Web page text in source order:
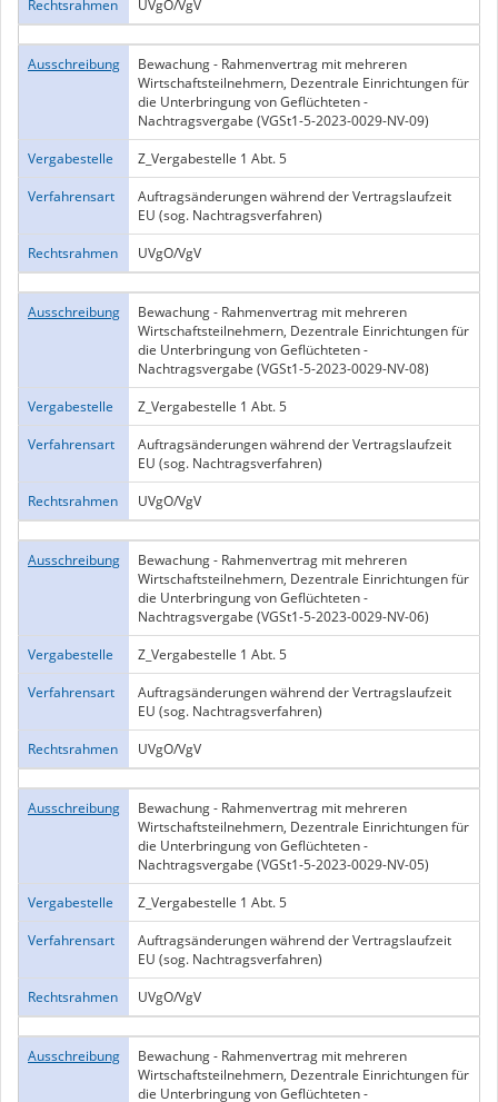
Rechtsrahmen UVgO/VgV
Ausschreibung
Bewachung - Rahmenvertrag mit mehreren
Wirtschaftsteilnehmern, Dezentrale Einrichtungen für
die Unterbringung von Geflüchteten -
Nachtragsvergabe (VGSt1-5-2023-0029-NV-09)
Vergabestelle
Z_Vergabestelle 1 Abt. 5
Verfahrensart
Auftragsänderungen während der Vertragslaufzeit
EU (sog. Nachtragsverfahren)
Rechtsrahmen
UVgO/VgV
Ausschreibung
Bewachung - Rahmenvertrag mit mehreren
Wirtschaftsteilnehmern, Dezentrale Einrichtungen für
die Unterbringung von Geflüchteten -
Nachtragsvergabe (VGSt1-5-2023-0029-NV-08)
Vergabestelle
Z_Vergabestelle 1 Abt. 5
Verfahrensart
Auftragsänderungen während der Vertragslaufzeit
EU (sog. Nachtragsverfahren)
Rechtsrahmen
UVgO/VgV
Ausschreibung
Bewachung - Rahmenvertrag mit mehreren
Wirtschaftsteilnehmern, Dezentrale Einrichtungen für
die Unterbringung von Geflüchteten -
Nachtragsvergabe (VGSt1-5-2023-0029-NV-06)
Vergabestelle
Z_Vergabestelle 1 Abt. 5
Verfahrensart
Auftragsänderungen während der Vertragslaufzeit
EU (sog. Nachtragsverfahren)
Rechtsrahmen
UVgO/VgV
Ausschreibung
Bewachung - Rahmenvertrag mit mehreren
Wirtschaftsteilnehmern, Dezentrale Einrichtungen für
die Unterbringung von Geflüchteten -
Nachtragsvergabe (VGSt1-5-2023-0029-NV-05)
Vergabestelle
Z_Vergabestelle 1 Abt. 5
Verfahrensart
Auftragsänderungen während der Vertragslaufzeit
EU (sog. Nachtragsverfahren)
Rechtsrahmen
UVgO/VgV
Ausschreibung
Bewachung - Rahmenvertrag mit mehreren
Wirtschaftsteilnehmern, Dezentrale Einrichtungen für
die Unterbringung von Geflüchteten -